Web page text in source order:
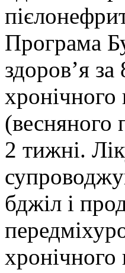
Програма
здоров’я
хронічного
(весняного
2 тижні.
бджіл і
хронічного